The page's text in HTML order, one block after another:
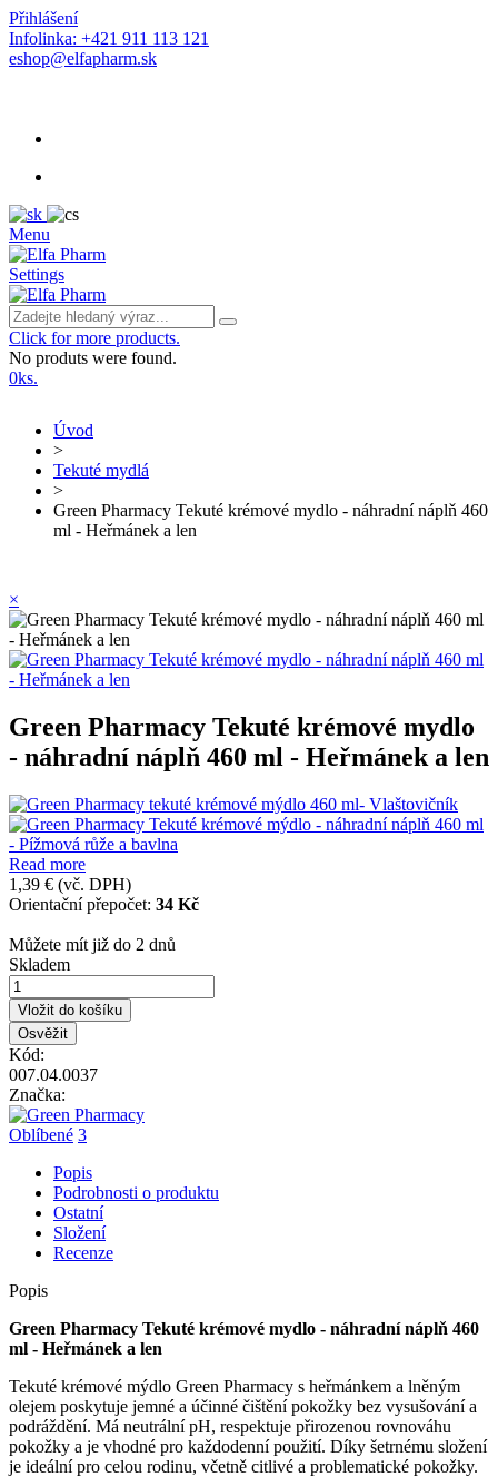
Přihlášení
Infolinka: +421 911 113 121
eshop@elfapharm.sk
Menu
Settings
Click for more products.
No produts were found.
0ks.
Úvod
>
Tekuté mydlá
>
Green Pharmacy Tekuté krémové mydlo - náhradní náplň 460
ml - Heřmánek a len
×
Green Pharmacy Tekuté krémové mydlo
- náhradní náplň 460 ml - Heřmánek a len
Read more
1,39 € (vč. DPH)
Orientační přepočet: 34 Kč
Můžete mít již do 2 dnů
Skladem
Vložit do košíku
Kód:
007.04.0037
Značka:
Oblíbené 3
Popis
Podrobnosti o produktu
Ostatní
Složení
Recenze
Popis
Green Pharmacy Tekuté krémové mydlo - náhradní náplň 460
ml - Heřmánek a len
Tekuté krémové mýdlo Green Pharmacy s heřmánkem a lněným
olejem poskytuje jemné a účinné čištění pokožky bez vysušování a
podráždění. Má neutrální pH, respektuje přirozenou rovnováhu
pokožky a je vhodné pro každodenní použití. Díky šetrnému složení
je ideální pro celou rodinu, včetně citlivé a problematické pokožky.